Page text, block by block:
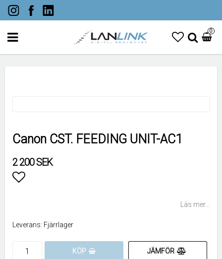
0
Canon CST. FEEDING UNIT-AC1
2 200 SEK
Läs mer...
Leverans: Fjärrlager
KÖP JÄMFÖR